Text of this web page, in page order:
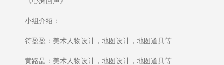
小组介绍：
符盈盈：美术人物设计，地图设计，地图道具等
黄路晶：美术人物设计，地图设计，地图道具等